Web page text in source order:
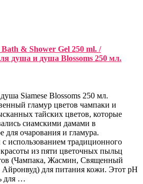
Bath & Shower Gel 250 ml. /
душа и душа Blossoms 250 мл.
Siamese Blossoms 250 мл.
гламур цветов чампаки и
тайских цветов, которые
сиамскими дамами в
для очарования и гламура.
использованием традиционного
красоты из пяти цветочных пыльц
(Чампака, Жасмин, Священный
Айронвуд) для питания кожи. Этот pH
для …